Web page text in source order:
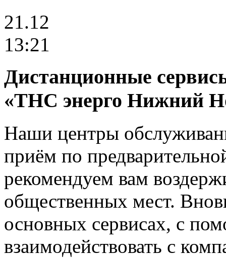
21.12
13:21
Дистанционные
«ТНС энерго Нижний
Наши центры
приём по
рекомендуем вам
общественных мест.
основных сервисах, с
взаимодействовать с